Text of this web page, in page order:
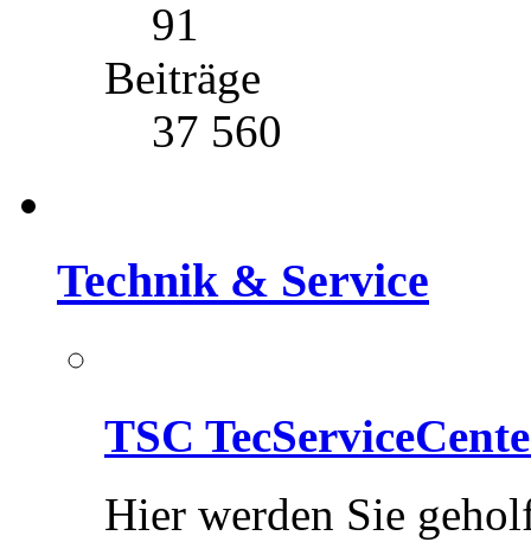
91
Beiträge
37 560
Technik & Service
TSC
Hier werden Sie